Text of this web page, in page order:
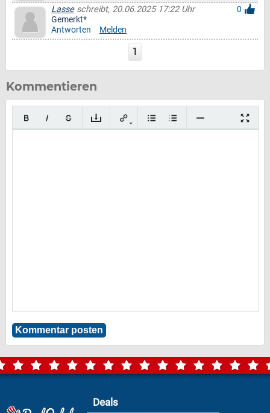
Lasseschreibt, 20.06.2025 17:22 Uhr
0
Gemerkt*
Antworten
Melden
1
Kommentieren
Deals